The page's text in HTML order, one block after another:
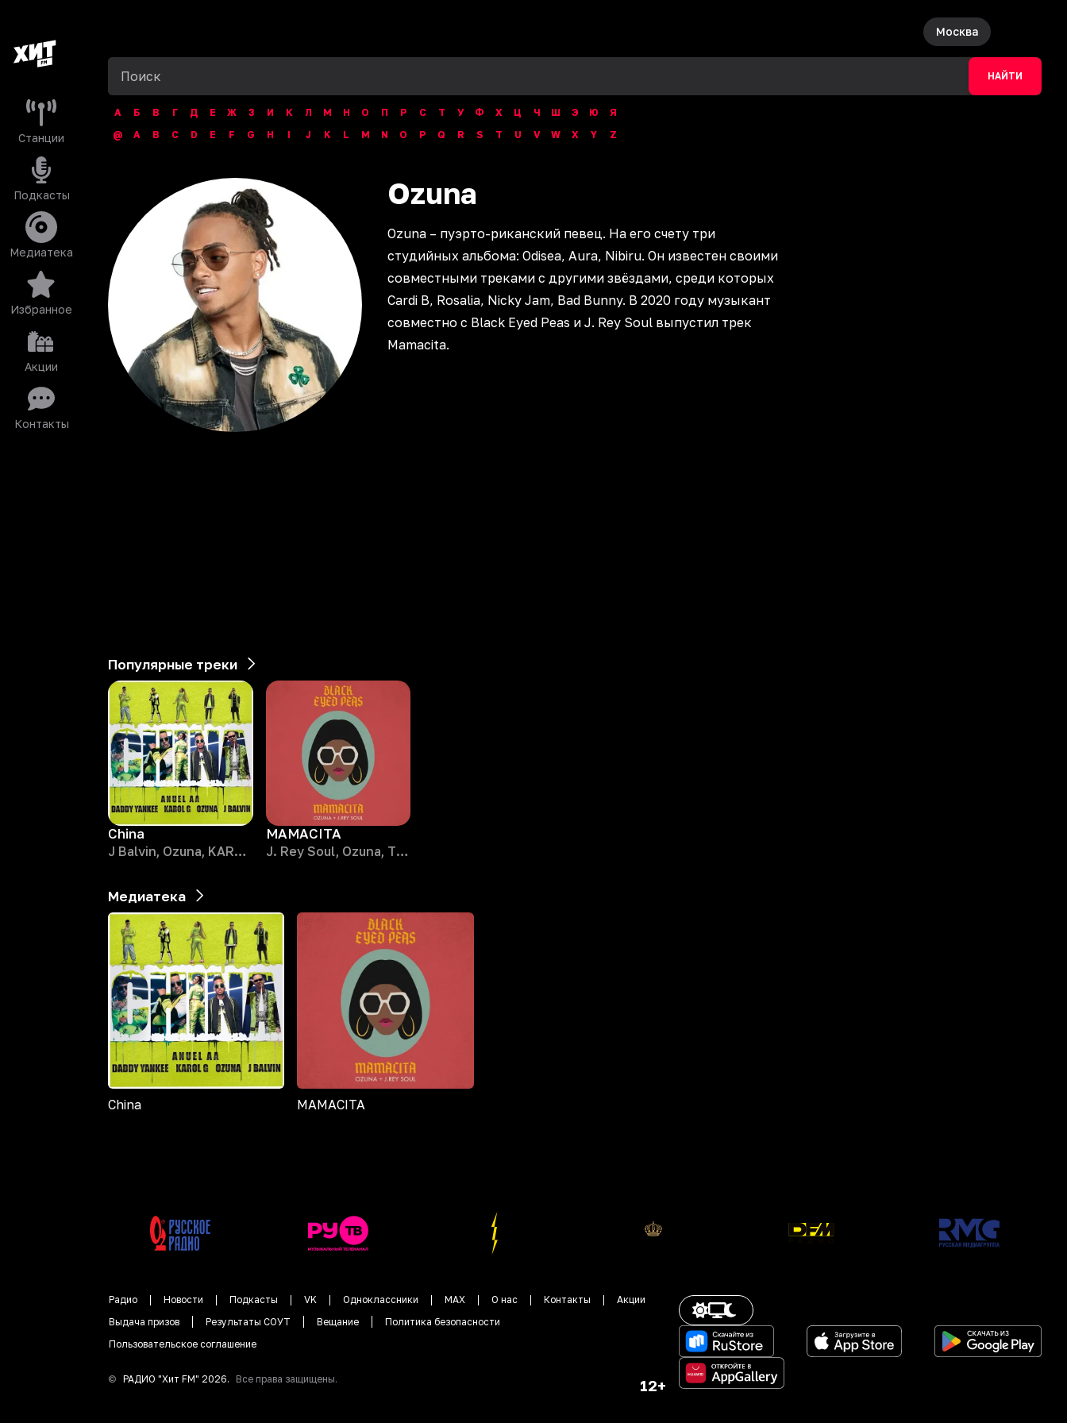
Станции
Подкасты
Медиатека
Избранное
Акции
Контакты
Москва
НАЙТИ
А Б В Г Д Е Ж З И К Л М Н О П Р С Т У Ф Х Ц Ч Ш Э Ю
Я
@
A B C D E F G H I J K L M N O P Q R S T U V W X Y Z
Ozuna
Ozuna – пуэрто-риканский певец. На его счету три
студийных альбома: Odisea, Aura, Nibiru. Он известен своими
совместными треками с другими звёздами, среди которых
Cardi B, Rosalia, Nicky Jam, Bad Bunny. В 2020 году музыкант
совместно с Black Eyed Peas и J. Rey Soul выпустил трек
Mamacita.
Популярные треки
China
J Balvin, Ozuna, KAROL G
MAMACITA
J. Rey Soul, Ozuna, The Black Eyed Peas
Медиатека
China MAMACITA
Радио Новости Подкасты VK Одноклассники MAX О нас Контакты
Акции
Выдача призов
Результаты СОУТ Вещание
Политика безопасности
Пользовательское соглашение
© РАДИО "Хит FM" 2026. Все права защищены. 12+